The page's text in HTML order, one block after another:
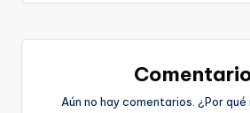
Aún no hay comentarios. ¿Por